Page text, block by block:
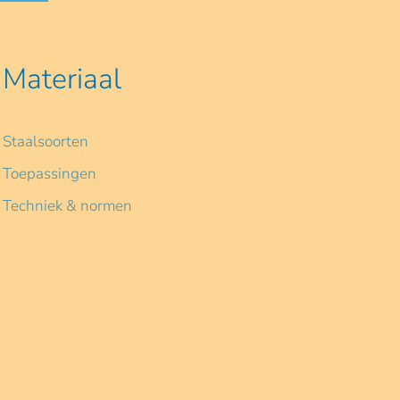
Materiaal
Staalsoorten
Toepassingen
Techniek & normen